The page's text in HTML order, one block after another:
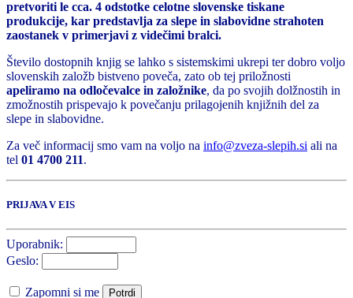
pretvoriti le cca. 4 odstotke celotne slovenske tiskane
produkcije, kar predstavlja za slepe in slabovidne strahoten
zaostanek v primerjavi z videčimi bralci.
Število dostopnih knjig se lahko s sistemskimi ukrepi ter dobro voljo
slovenskih založb bistveno poveča, zato ob tej priložnosti
apeliramo na odločevalce in založnike, da po svojih dolžnostih in
zmožnostih prispevajo k povečanju prilagojenih knjižnih del za
slepe in slabovidne.
Za več informacij smo vam na voljo na info@zveza-slepih.si ali na
tel 01 4700 211.
PRIJAVA V EIS
Uporabnik:
Geslo:
Zapomni si me Potrdi